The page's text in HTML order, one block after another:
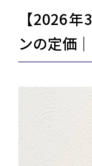
【2026
ンの定価